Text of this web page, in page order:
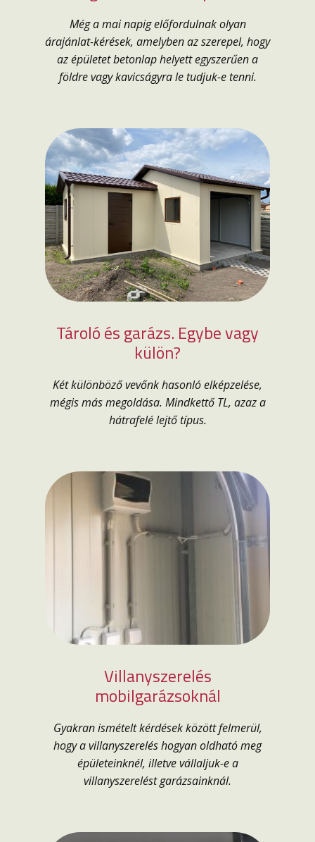
Még a mai napig előfordulnak olyan
árajánlat-kérések, amelyben az szerepel, hogy
az épületet betonlap helyett egyszerűen a
földre vagy kavicságyra le tudjuk-e tenni.
Tároló és garázs. Egybe vagy
külön?
Két különböző vevőnk hasonló elképzelése,
mégis más megoldása. Mindkettő TL, azaz a
hátrafelé lejtő típus.
Villanyszerelés
mobilgarázsoknál
Gyakran ismételt kérdések között felmerül,
hogy a villanyszerelés hogyan oldható meg
épületeinknél, illetve vállaljuk-e a
villanyszerelést garázsainknál.